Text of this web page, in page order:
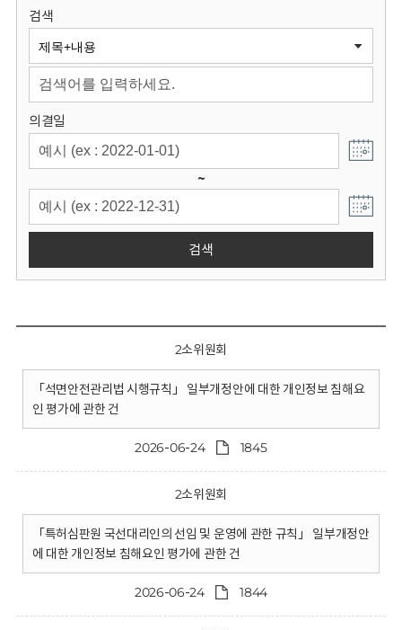
원
회
검색
의결일
~
검색
2소위원회
「석면안전관리법 시행규칙」 일부개정안에 대한 개인정보 침해요
인 평가에 관한 건
2026-06-24 1845
2소위원회
「특허심판원 국선대리인의 선임 및 운영에 관한 규칙」 일부개정안
에 대한 개인정보 침해요인 평가에 관한 건
2026-06-24 1844